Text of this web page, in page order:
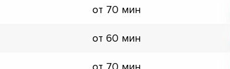
от 70 мин
от 60 мин